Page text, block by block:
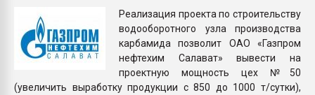
Реализация проекта по строительству
водооборотного узла производства
карбамида позволит ОАО «Газпром
нефтехим Салават» вывести на
проектную мощность цех №50
(увеличить выработку продукции с 850 до 1000 т/сутки),